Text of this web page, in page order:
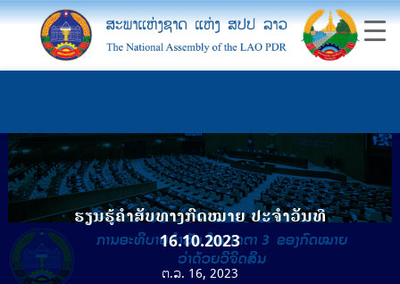
ຮຽນຮູ້ຄຳສັບທາງກົດໝາຍ ປະຈຳວັນທີ
16.10.2023
ຕ.ລ. 16, 2023